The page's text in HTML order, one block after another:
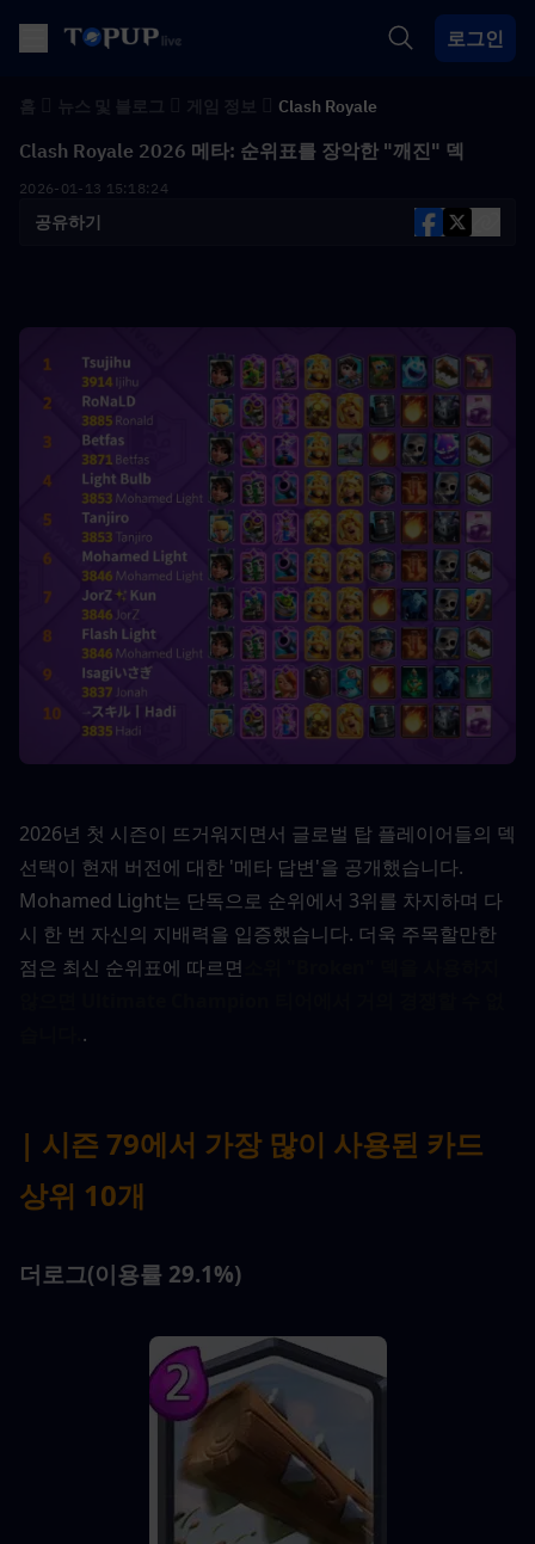
로그인
Clash Royale
Clash Royale 2026 메타: 순위표를 장악한 "깨진" 덱
2026-01-13 15:18:24
공유하기
2026년 첫 시즌이 뜨거워지면서 글로벌 탑 플레이어들의 덱
선택이 현재 버전에 대한 '메타 답변'을 공개했습니다.
Mohamed Light는 단독으로 순위에서 3위를 차지하며 다
시 한 번 자신의 지배력을 입증했습니다. 더욱 주목할만한
점은 최신 순위표에 따르면
.
| 시즌 79에서 가장 많이 사용된 카드
상위 10개
더로그(이용률 29.1%)